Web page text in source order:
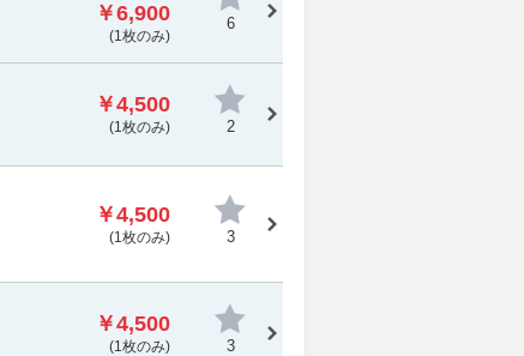
￥6,900
(1枚のみ)
6
￥4,500
(1枚のみ) 2
￥4,500
(1枚のみ) 3
￥4,500
(1枚のみ) 3